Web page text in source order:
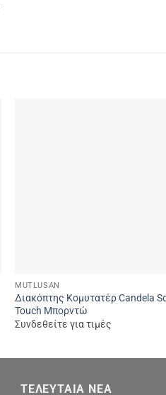
MUTLUSAN
Διακόπτης Κομυτατέρ Candela
Touch Μπορντώ
Συνδεθείτε για τιμές
ΤΕΛΕΥΤΑΊΑ ΝΈΑ